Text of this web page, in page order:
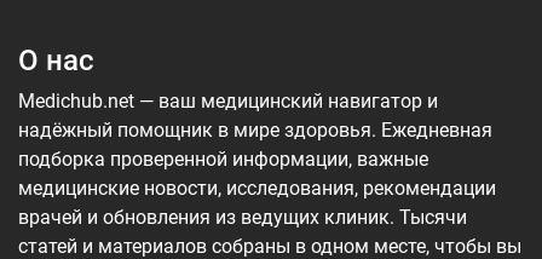
О нас
Medichub.net — ваш медицинский навигатор и
надёжный помощник в мире здоровья. Ежедневная
подборка проверенной информации, важные
медицинские новости, исследования, рекомендации
врачей и обновления из ведущих клиник. Тысячи
статей и материалов собраны в одном месте, чтобы вы